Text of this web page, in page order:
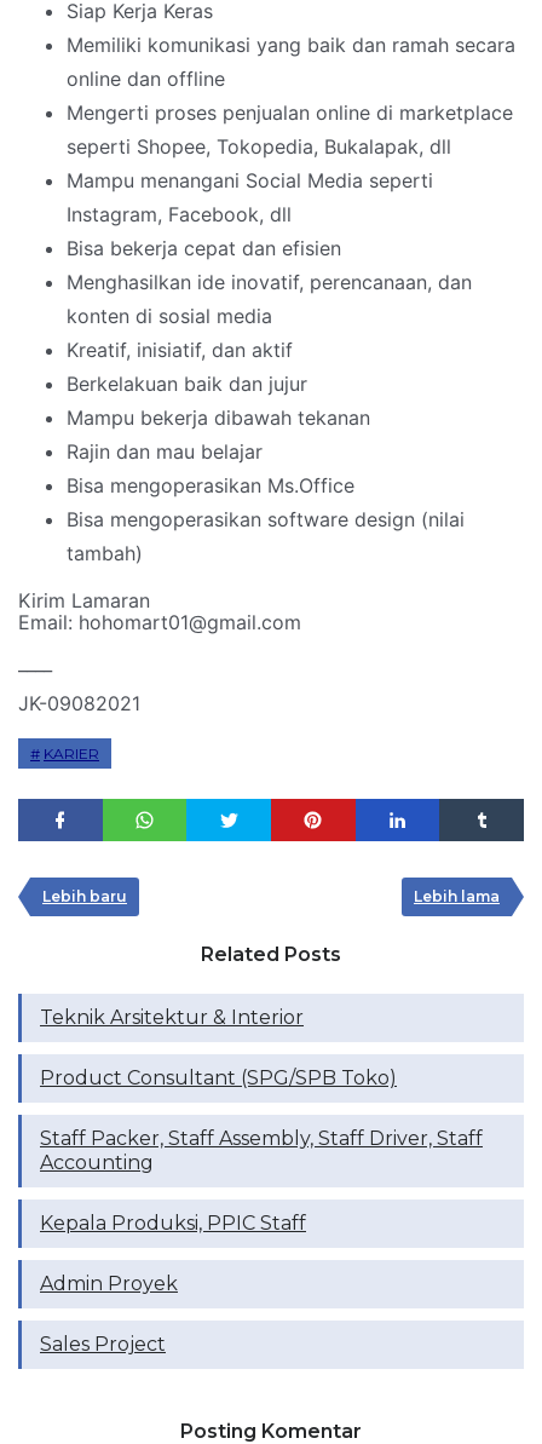
Siap Kerja Keras
Memiliki komunikasi yang baik dan ramah secara
online dan offline
Mengerti proses penjualan online di marketplace
seperti Shopee, Tokopedia, Bukalapak, dll
Mampu menangani Social Media seperti
Instagram, Facebook, dll
Bisa bekerja cepat dan efisien
Menghasilkan ide inovatif, perencanaan, dan
konten di sosial media
Kreatif, inisiatif, dan aktif
Berkelakuan baik dan jujur
Mampu bekerja dibawah tekanan
Rajin dan mau belajar
Bisa mengoperasikan Ms.Office
Bisa mengoperasikan software design (nilai
tambah)
Kirim Lamaran
Email: hohomart01@gmail.com
JK-09082021
KARIER
Lebih baru Lebih lama
Related Posts
Teknik Arsitektur & Interior
Product Consultant (SPG/SPB Toko)
Staff Packer, Staff Assembly, Staff Driver, Staff
Accounting
Kepala Produksi, PPIC Staff
Admin Proyek
Sales Project
Posting Komentar